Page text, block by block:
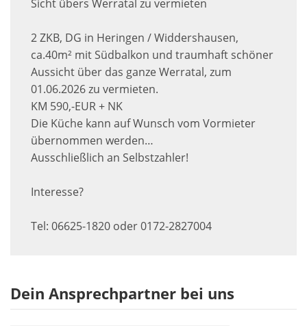
Sicht übers Werratal zu vermieten
2 ZKB, DG in Heringen / Widdershausen,
ca.40m² mit Südbalkon und traumhaft schöner
Aussicht über das ganze Werratal, zum
01.06.2026 zu vermieten.
KM 590,-EUR + NK
Die Küche kann auf Wunsch vom Vormieter
übernommen werden…
Ausschließlich an Selbstzahler!
Interesse?
Tel: 06625-1820 oder 0172-2827004
Dein Ansprechpartner bei uns